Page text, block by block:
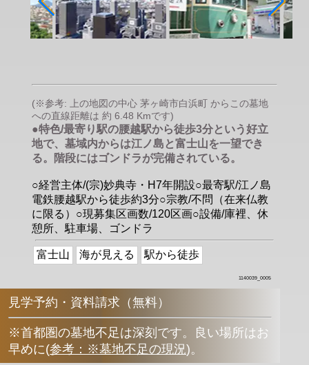
(※参考: 上の地図の中心 茅ヶ崎市白浜町 からこの墓地
への直線距離は 約 6.48 Kmです)
●特色/最寄り駅の腰越駅から徒歩3分という好立
地で、墓域内からは江ノ島と富士山を一望でき
る。階段にはゴンドラが完備されている。
○経営主体/(宗)妙典寺・H7年開設○最寄駅/江ノ島
電鉄腰越駅から徒歩約3分○宗教/不問（在来仏教
に限る）○現募集区画数/120区画○設備/庫裡、休
憩所、駐車場、ゴンドラ
富士山 海が見える 駅から徒歩
1140039_0005
見学予約・資料請求（無料）
※首都圏の墓地不足は深刻です。良い場所はお
早めに(参考：※墓地不足の現況)。